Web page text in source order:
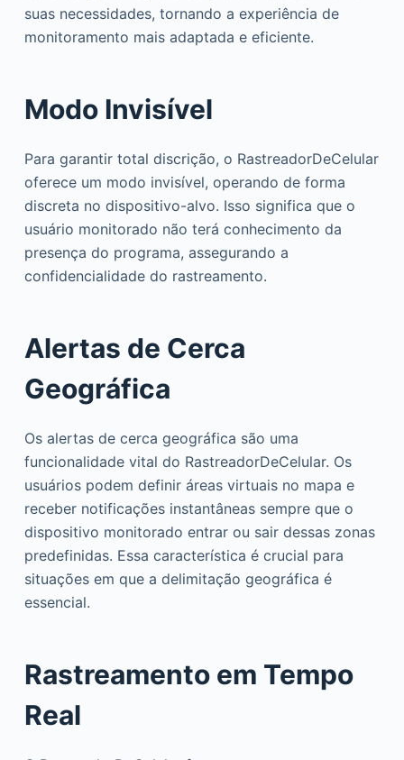
suas necessidades, tornando a experiência de
monitoramento mais adaptada e eficiente.
Modo Invisível
Para garantir total discrição, o RastreadorDeCelular
oferece um modo invisível, operando de forma
discreta no dispositivo-alvo. Isso significa que o
usuário monitorado não terá conhecimento da
presença do programa, assegurando a
confidencialidade do rastreamento.
Alertas de Cerca
Geográfica
Os alertas de cerca geográfica são uma
funcionalidade vital do RastreadorDeCelular. Os
usuários podem definir áreas virtuais no mapa e
receber notificações instantâneas sempre que o
dispositivo monitorado entrar ou sair dessas zonas
predefinidas. Essa característica é crucial para
situações em que a delimitação geográfica é
essencial.
Rastreamento em Tempo
Real